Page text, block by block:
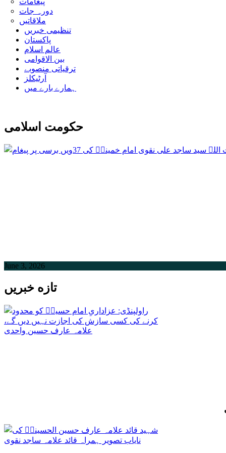
دورہ جات
ملاقاتیں
تنظیمی خبریں
پاکستان
عالم اسلام
بین الاقوامی
ترقیاتی منصوبے
آرٹیکلز
ہمارے بارے میں
حکومت اسلامی
June 3, 2026
تازه خبریں